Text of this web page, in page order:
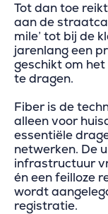
Tot dan toe
aan de
mile’ tot bij de
jarenlang een
geschikt om
te dragen.
Fiber is de
alleen voor
essentiële
netwerken. De
infrastructuur
én een feilloze
wordt
registratie.